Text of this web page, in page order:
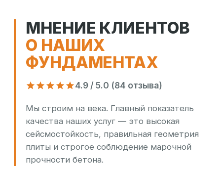
МНЕНИЕ КЛИЕНТОВ
О НАШИХ
ФУНДАМЕНТАХ
4.9 / 5.0 (84 отзыва)
Мы строим на века. Главный показатель
качества наших услуг — это высокая
сейсмостойкость, правильная геометрия
плиты и строгое соблюдение марочной
прочности бетона.